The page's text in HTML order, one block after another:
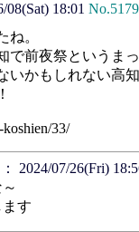
08(Sat) 18:01 No.5179
ね。
で前夜祭というま
いかもしれない高
koshien/33/
： 2024/07/26(Fri)
す